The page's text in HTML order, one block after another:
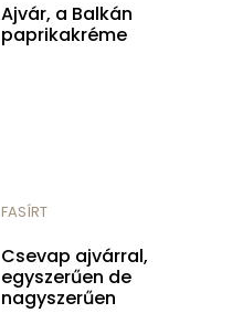
Ajvár, a Balkán
paprikakréme
FASÍRT
Csevap ajvárral,
egyszerűen de
nagyszerűen